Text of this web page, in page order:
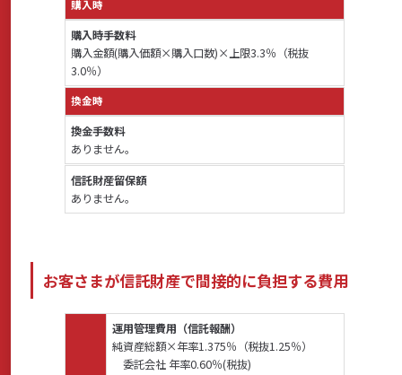
購入時
購入時手数料
購入金額(購入価額×購入口数)×上限3.3％（税抜
3.0％）
換金時
換金手数料
ありません。
信託財産留保額
ありません。
お客さまが信託財産で間接的に負担する費用
運用管理費用（信託報酬）
純資産総額×年率1.375％（税抜1.25％）
委託会社 年率0.60％(税抜)